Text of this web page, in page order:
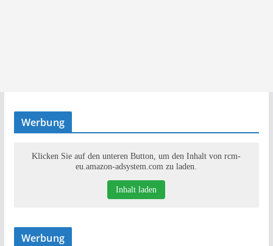
Werbung
Klicken Sie auf den unteren Button, um den Inhalt von rcm-
eu.amazon-adsystem.com zu laden.
Inhalt laden
Werbung